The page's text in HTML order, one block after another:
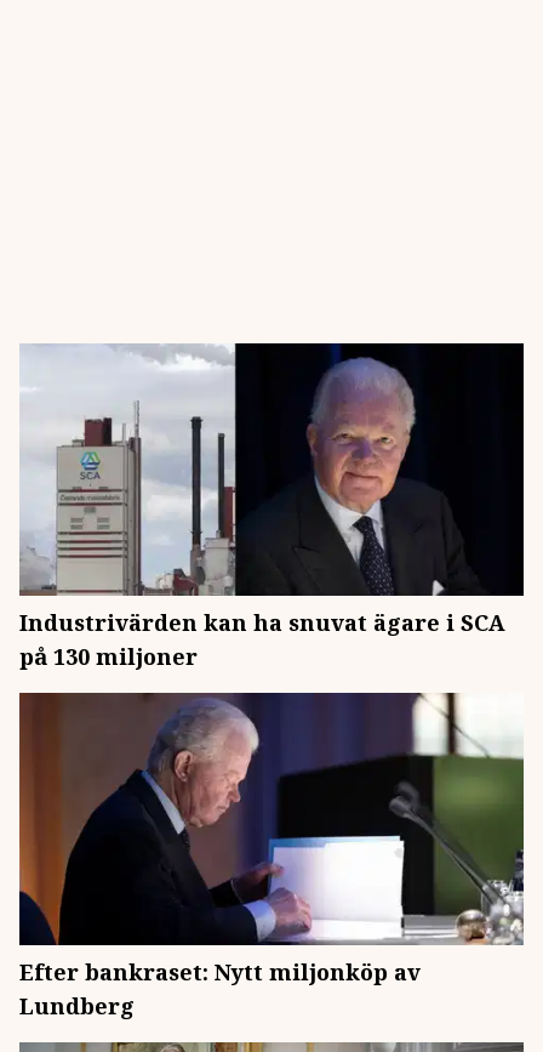
Industrivärden kan ha snuvat ägare i SCA
på 130 miljoner
Efter bankraset: Nytt miljonköp av
Lundberg